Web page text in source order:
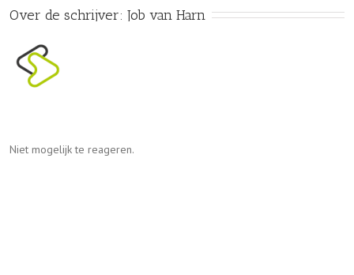
Over de schrijver: Job van Harn
Niet mogelijk te reageren.